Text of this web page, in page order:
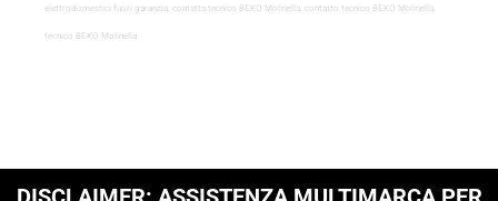
elettrodomestici fuori garanzia, contatta tecnico BEKO Molinella, contatto tecnico BEKO Molinella,
tecnico BEKO Molinella